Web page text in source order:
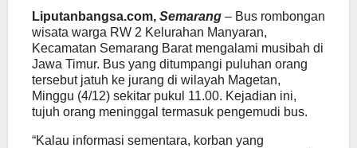
Liputanbangsa.com, Semarang – Bus rombongan
wisata warga RW 2 Kelurahan Manyaran,
Kecamatan Semarang Barat mengalami musibah di
Jawa Timur. Bus yang ditumpangi puluhan orang
tersebut jatuh ke jurang di wilayah Magetan,
Minggu (4/12) sekitar pukul 11.00. Kejadian ini,
tujuh orang meninggal termasuk pengemudi bus.
“Kalau informasi sementara, korban yang